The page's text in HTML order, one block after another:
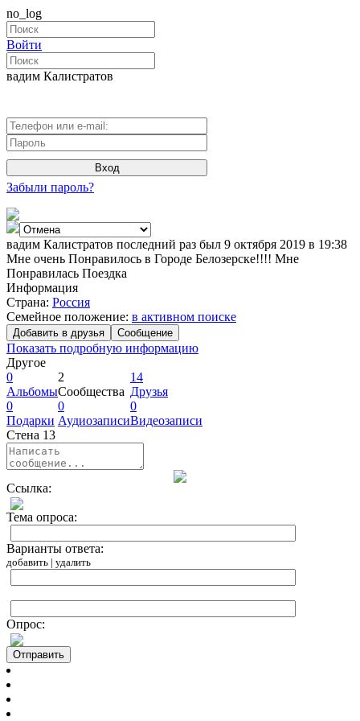
no_log
Войти
вадим Калистратов
Вход
Забыли пароль?
вадим Калистратов последний раз был 9 октября 2019 в 19:38
Мне очень Понравилось в Городе Белозерске!!!! Мне
Понравилась Поездка
Информация
Страна: Россия
Семейное положение: в активном поиске
Добавить в друзья Сообщение
Показать подробную информацию
Другое
0
Альбомы
2
Сообщества
14
Друзья
0
Подарки
0
Аудиозаписи
0
Видеозаписи
Стена 13
Ссылка:
Тема опроса:
Варианты ответа:
добавить | удалить
Опрос:
Отправить